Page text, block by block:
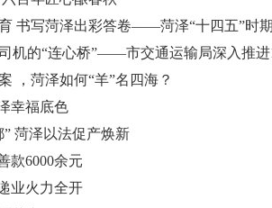
书写菏泽出彩答卷——菏泽“十四五”时
机的“连心桥”——市交通运输局深入推
，菏泽如何“羊”名四海？
幸福底色
菏泽以法促产焕新
款6000余元
业火力全开